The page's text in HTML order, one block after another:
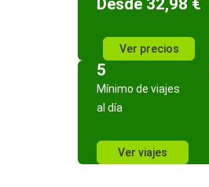
Desde 32,98 €
Ver precios
5
Mínimo de viajes
al día
Ver viajes